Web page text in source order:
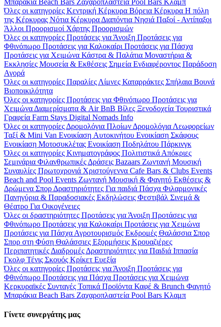
Μπαράκια Beach Bars Ζαχαροπλαστεία Pool Bars Κλαμπ
Όλες οι κατηγορίες Κεντρική Κέρκυρα Βόρεια Κέρκυρα Η πόλη
της Κέρκυρας Νότια Κέρκυρα Διαπόντια Νησιά Παξοί - Αντίπαξοι
Άλλοι Προορισμοί Χάρτης Προορισμών
Όλες οι κατηγορίες Προτάσεις για Άνοιξη Προτάσεις για
Φθινόπωρο Προτάσεις για Καλοκαίρι Προτάσεις για Πάσχα
Προτάσεις για Χειμώνα Κάστρα & Παλάτια Μοναστήρια &
Εκκλησίες Μουσεία & Εκθέσεις Σημεία Ενδιαφέροντος Παράδοση
Αγορά
Όλες οι κατηγορίες Παραλίες Λίμνες Καταρράκτες Σπήλαια Βουνά
Βιοποικιλότητα
Όλες οι κατηγορίες Προτάσεις για Φθινόπωρο Προτάσεις για
Χειμώνα Διαμερίσματα & Air BnB Βίλες Ξενοδοχεία Τουριστικά
Γραφεία Farm Stays Digital Nomads Info
Όλες οι κατηγορίες Δρομολόγια Πλοίων Δρομολόγια Λεωφορείων
Ταξί & Μini Van Ενοικίαση Aυτοκινήτου Ενοικίαση Σκάφους
Ενοικίαση Μοτοσυκλέτας Ενοικίαση Ποδηλάτου Πάρκινγκ
Όλες οι κατηγορίες Κινηματογράφος Πολιτιστικά Απόκριες
Σεμινάρια Φιλανθρωπικές Δράσεις Bazaars Ζωντανή Μουσική
Συναυλίες Πρωτοχρονιά Χριστούγεννα Cafe Bars & Clubs Events
Beach and Pool Events Ζωντανή Μουσική & Φαγητό Εκθέσεις &
Δρώμενα Σπορ Δραστηριότητες Για παιδιά Πάσχα Φιλαρμονικές
Πανηγύρια & Παραδοσιακές Εκδηλώσεις Φεστιβάλ Σινεμά &
Θέατρο Για Οικογένειες
Όλες οι δραστηριότητες Προτάσεις για Άνοιξη Προτάσεις για
Φθινόπωρο Προτάσεις για Καλοκαίρι Προτάσεις για Χειμώνα
Προτάσεις για Πάσχα Αγροτουρισμός Εκδρομές Θαλάσσια Σπορ
Σπορ στη Φύση Θαλάσσιες Εξορμήσεις Κρουαζιέρες
Περιπατητικές Διαδρομές Δραστηριότητες για Παιδιά Ιππασία
Γκολφ Τένις Σκουός Κρίκετ Ευεξία
Όλες οι κατηγορίες Προτάσεις για Άνοιξη Προτάσεις για
Φθινόπωρο Προτάσεις για Πάσχα Προτάσεις για Χειμώνα
Κερκυραϊκές Συνταγές Τοπικά Προϊόντα Καφέ & Brunch Φαγητό
Μπαράκια Beach Bars Ζαχαροπλαστεία Pool Bars Κλαμπ
Γίνετε συνεργάτης μας